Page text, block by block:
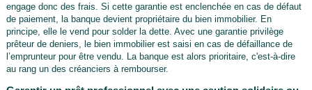
engage donc des frais. Si cette garantie est enclenchée en cas de défaut
de paiement, la banque devient propriétaire du bien immobilier. En
principe, elle le vend pour solder la dette. Avec une garantie privilège
prêteur de deniers, le bien immobilier est saisi en cas de défaillance de
l’emprunteur pour être vendu. La banque est alors prioritaire, c'est-à-dire
au rang un des créanciers à rembourser.